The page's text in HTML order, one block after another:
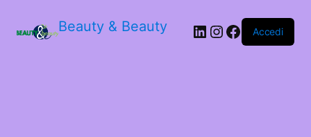
Beauty & Beauty LinkedIn
Instagram
Facebook
Accedi